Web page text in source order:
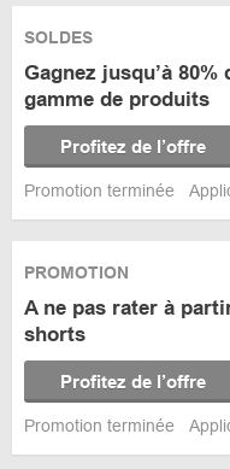
SOLDES
Gagnez jusqu’à
gamme de produits
Profitez de l’offre
Promotion terminée
PROMOTION
A ne pas rater à
shorts
Profitez de l’offre
Promotion terminée